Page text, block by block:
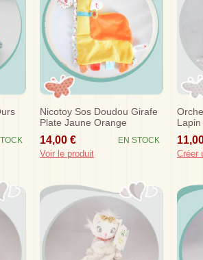
Nicotoy Sos Doudou Girafe
Plate Jaune Orange
14,00 € EN STOCK
Voir le produit Créer